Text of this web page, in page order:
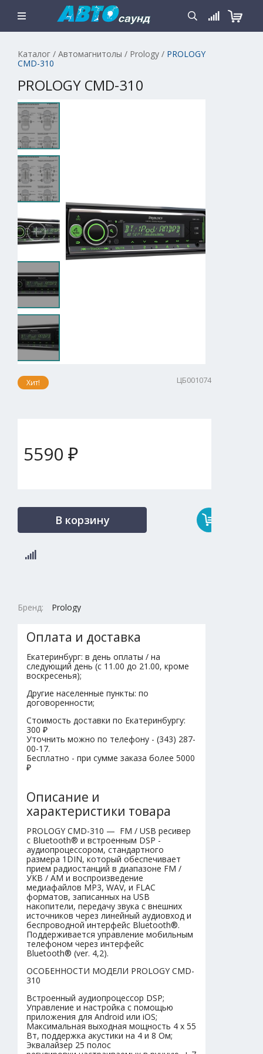
Каталог / Автомагнитолы / Prology / PROLOGY
CMD-310
PROLOGY CMD-310
Хит! ЦБ001074
5590 ₽
В корзину
Бренд: Prology
Оплата и доставка
Екатеринбург: в день оплаты / на
следующий день (с 11.00 до 21.00, кроме
воскресенья);
Другие населенные пункты: по
договоренности;
Стоимость доставки по Екатеринбургу:
300 ₽
Уточнить можно по телефону - (343) 287-
00-17.
Бесплатно - при сумме заказа более 5000
₽
Описание и
характеристики товара
PROLOGY CMD-310 — FM / USB ресивер
с Bluetooth® и встроенным DSP -
аудиопроцессором, стандартного
размера 1DIN, который обеспечивает
прием радиостанций в диапазоне FM /
УКВ / AM и воспроизведение
медиафайлов MP3, WAV, и FLAC
форматов, записанных на USB
накопители, передачу звука с внешних
источников через линейный аудиовход и
беспроводной интерфейс Bluetooth®.
Поддерживается управление мобильным
телефоном через интерфейс
Bluetooth® (ver. 4,2).
ОСОБЕННОСТИ МОДЕЛИ PROLOGY CMD-
310
Встроенный аудиопроцессор DSP;
Управление и настройка с помощью
приложения для Android или iOS;
Максимальная выходная мощность 4 х 55
Вт, поддержка акустики на 4 и 8 Ом;
Эквалайзер 25 полос